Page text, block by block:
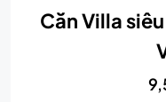
Căn Villa